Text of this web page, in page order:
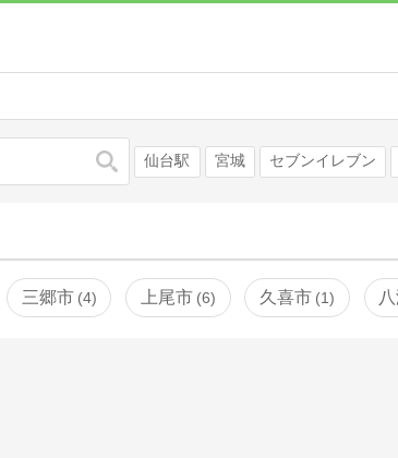
検索 仙台駅 宮城 セブンイレブン
三郷市 4 上尾市 6 久喜市 1